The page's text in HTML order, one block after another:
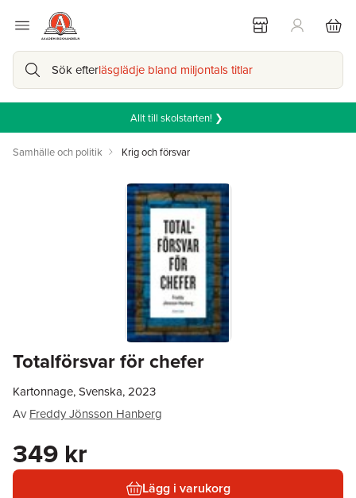
Sök efterläsglädje bland miljontals titlar
Allt till skolstarten! ❯
Samhälle och politik Krig och försvar
Totalförsvar för chefer
Kartonnage, Svenska, 2023
Av Freddy Jönsson Hanberg
349 kr
Lägg i varukorg